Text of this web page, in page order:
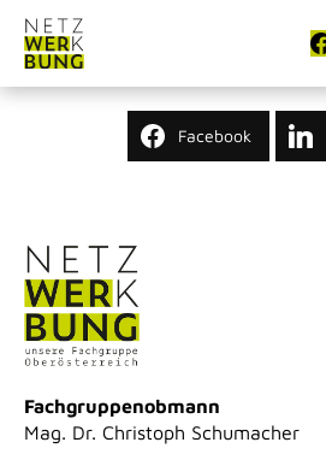
Facebook
Fachgruppenobmann
Mag. Dr. Christoph Schumacher